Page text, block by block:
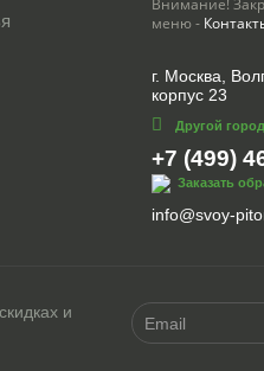
Внимание!
меню -
г. Москва,
корпус 23
Другой город
+7 (499)
Заказать
info@svoy-
и